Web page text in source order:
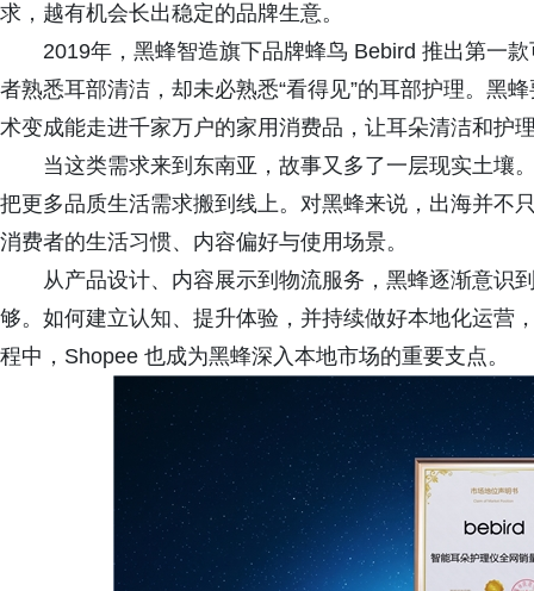
求，越有机会长出稳定的品牌生意。
2019年，黑蜂智造旗下品牌蜂鸟 Bebird 推出第一款
者熟悉耳部清洁，却未必熟悉“看得见”的耳部护理。黑
术变成能走进千家万户的家用消费品，让耳朵清洁和护
当这类需求来到东南亚，故事又多了一层现实土壤
把更多品质生活需求搬到线上。对黑蜂来说，出海并不
消费者的生活习惯、内容偏好与使用场景。
从产品设计、内容展示到物流服务，黑蜂逐渐意识
够。如何建立认知、提升体验，并持续做好本地化运营
程中，Shopee 也成为黑蜂深入本地市场的重要支点。